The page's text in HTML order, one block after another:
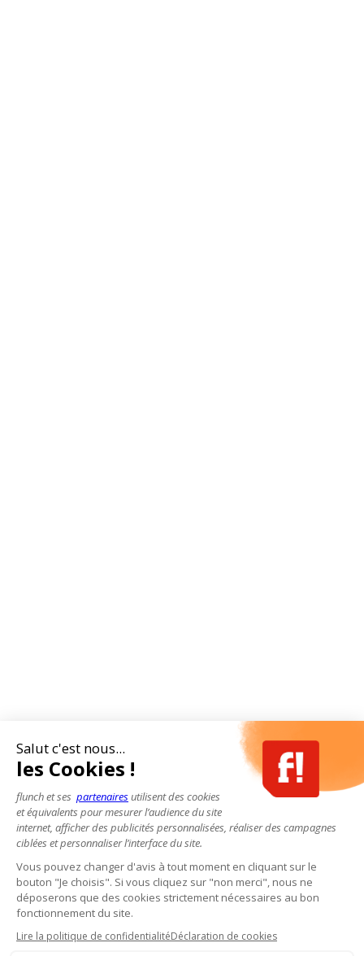
Salut c'est nous...
les Cookies !
flunch et ses partenairesutilisent des cookies
et équivalents pour mesurer l’audience du site
internet, afficher des publicités personnalisées, réaliser des campagnes
ciblées et personnaliser l’interface du site.
Vous pouvez changer d'avis à tout moment en cliquant sur le
bouton "Je choisis". Si vous cliquez sur "non merci", nous ne
déposerons que des cookies strictement nécessaires au bon
fonctionnement du site.
Lire la politique de confidentialitéDéclaration de cookies